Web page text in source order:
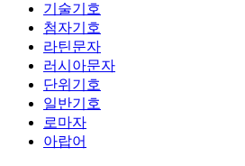
기술기호
첨자기호
라틴문자
러시아문자
단위기호
일반기호
로마자
아랍어